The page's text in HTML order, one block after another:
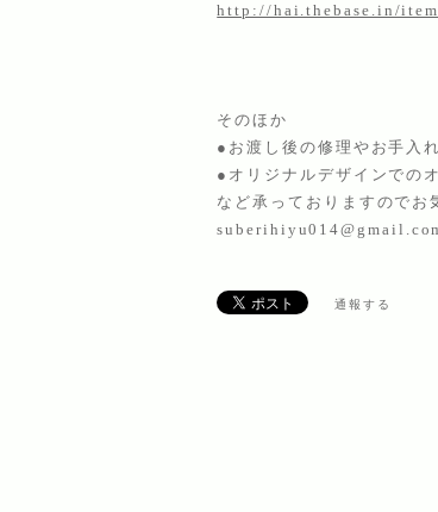
http://hai.thebase.in/
そのほか
●お渡し後の修理やお手入れ
●オリジナルデザインでの
など承っておりますのでお
通報する